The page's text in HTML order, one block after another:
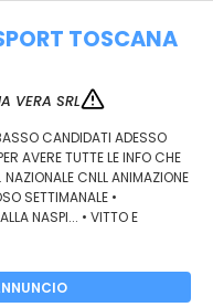
TOSCANA
VERA SRL
CANDIDATI ADESSO
AVERE TUTTE LE INFO CHE
CNLL ANIMAZIONE
SETTIMANALE •
NASPI... • VITTO E